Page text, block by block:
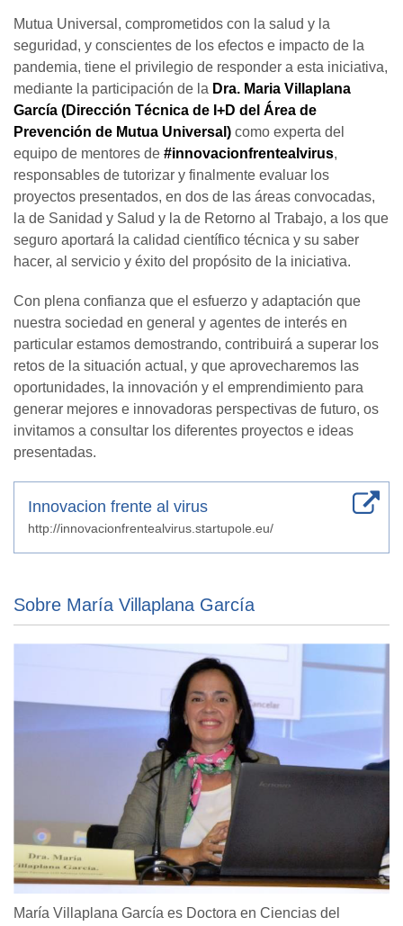
Mutua Universal, comprometidos con la salud y la
seguridad, y conscientes de los efectos e impacto de la
pandemia, tiene el privilegio de responder a esta iniciativa,
mediante la participación de la Dra. Maria Villaplana
García (Dirección Técnica de I+D del Área de
Prevención de Mutua Universal) como experta del
equipo de mentores de #innovacionfrentealvirus,
responsables de tutorizar y finalmente evaluar los
proyectos presentados, en dos de las áreas convocadas,
la de Sanidad y Salud y la de Retorno al Trabajo, a los que
seguro aportará la calidad científico técnica y su saber
hacer, al servicio y éxito del propósito de la iniciativa.
Con plena confianza que el esfuerzo y adaptación que
nuestra sociedad en general y agentes de interés en
particular estamos demostrando, contribuirá a superar los
retos de la situación actual, y que aprovecharemos las
oportunidades, la innovación y el emprendimiento para
generar mejores e innovadoras perspectivas de futuro, os
invitamos a consultar los diferentes proyectos e ideas
presentadas.
Innovacion frente al virus
http://innovacionfrentealvirus.startupole.eu/
Sobre María Villaplana García
María Villaplana García es Doctora en Ciencias del